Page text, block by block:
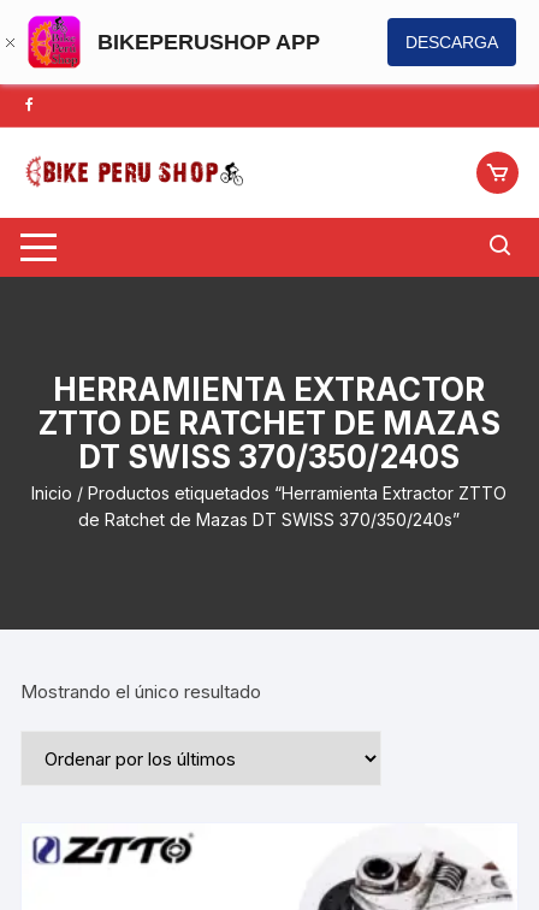
BIKEPERUSHOP APP DESCARGA
Saltar
al
contenido
HERRAMIENTA EXTRACTOR
ZTTO DE RATCHET DE MAZAS
DT SWISS 370/350/240S
Inicio / Productos etiquetados “Herramienta Extractor ZTTO
de Ratchet de Mazas DT SWISS 370/350/240s”
Mostrando el único resultado